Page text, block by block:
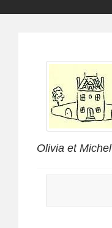
Olivia et Michel